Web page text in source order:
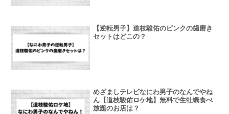
【逆転男子】道枝駿佑のピンクの歯磨き
セットはどこの？
めざましテレビなにわ男子のなんでやね
ん【道枝駿佑ロケ地】無料で生牡蠣食べ
放題のお店は？